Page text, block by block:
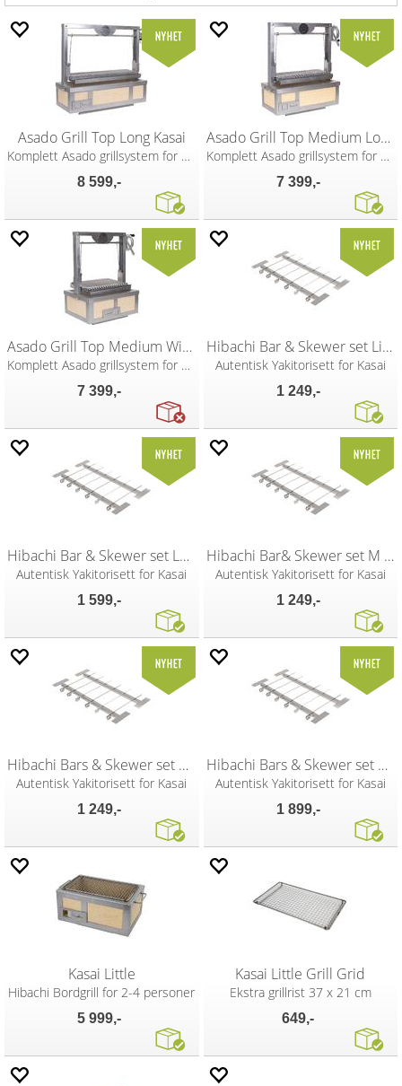
Asado Grill Top Long Kasai
Komplett Asado grillsystem for Kasai
8 599,-
Asado Grill Top Medium Long Kasai
Komplett Asado grillsystem for Kasai
7 399,-
Asado Grill Top Medium Wide Kasai
Komplett Asado grillsystem for Kasai
7 399,-
Hibachi Bar & Skewer set Little Kasai
Autentisk Yakitorisett for Kasai
1 249,-
Hibachi Bar & Skewer set Long Kasai
Autentisk Yakitorisett for Kasai
1 599,-
Hibachi Bar& Skewer set M Long Kasai
Autentisk Yakitorisett for Kasai
1 249,-
Hibachi Bars & Skewer set M Wide Kasai
Autentisk Yakitorisett for Kasai
1 249,-
Hibachi Bars & Skewer set XL Kasai
Autentisk Yakitorisett for Kasai
1 899,-
Kasai Little
Hibachi Bordgrill for 2-4 personer
5 999,-
Kasai Little Grill Grid
Ekstra grillrist 37 x 21 cm
649,-